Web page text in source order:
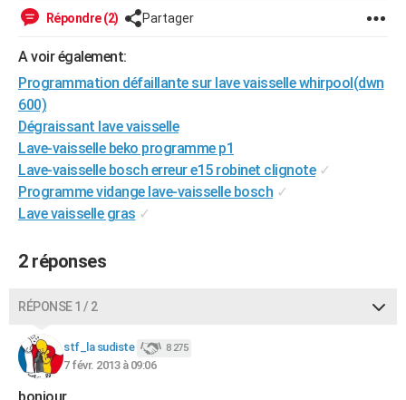
VOYAGE
GUIDES D'ACHAT
BONS PLANS
CARTE DE VOEUX
Carte de Noël
Carte Bonne année
Carte Saint-Valentin
Carte Pâques
Carte d'anniversaire
DICTIONNAIRE
Dictionnaire
Biographies
Citations
Expressions
Proverbes
COPAINS D'AVANT
S'inscrire
Se connecter
Lycées
Collèges
Primaires
Universités
Entreprises
Service militaire
Avis de recherche
AVIS DE DÉCÈS
FORUM
Bricolage
Lifestyle
Culture
Sport
Auto
Television
Voyage
Cinema
Répondre (2) Partager
A voir également:
Programmation défaillante sur lave vaisselle whirpool(dwn
600)
Dégraissant lave vaisselle
Lave-vaisselle beko programme p1
Lave-vaisselle bosch erreur e15 robinet clignote ✓
Programme vidange lave-vaisselle bosch ✓
Lave vaisselle gras ✓
2 réponses
RÉPONSE 1 / 2
stf_la sudiste 8 275
7 févr. 2013 à 09:06